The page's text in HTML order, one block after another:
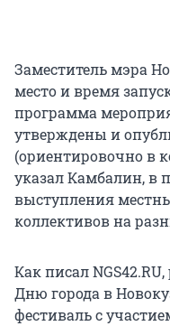
Заместитель мэра
место и время
программа
утверждены и
(ориентировочно в
указал Камбалин, в
выступления
коллективов на
Как писал
Дню города в
фестиваль с